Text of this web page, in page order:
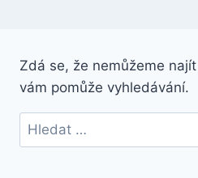
Zdá se, že nemůžeme
vám pomůže vyhledávání.
Vyhledávání